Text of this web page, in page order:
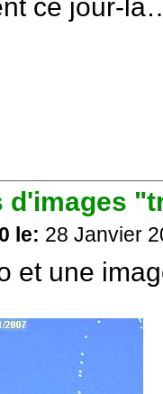
ce jour-
d'images
le: 28 Janvier
et une